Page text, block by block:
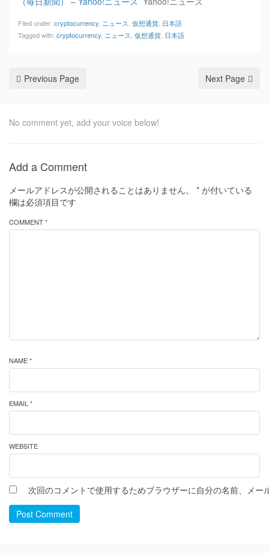
Filed under: cryptocurrency ニュース 仮想通貨 日本語
Tagged with: cryptocurrency ニュース 仮想通貨 日本語
Previous Page Next Page
No comment yet, add your voice below!
Add a Comment
メールアドレスが公開されることはありません。 * が付いている
欄は必須項目です
COMMENT *
NAME *
EMAIL *
WEBSITE
次回のコメントで使用するためブラウザーに自分の名前、メー
Post Comment